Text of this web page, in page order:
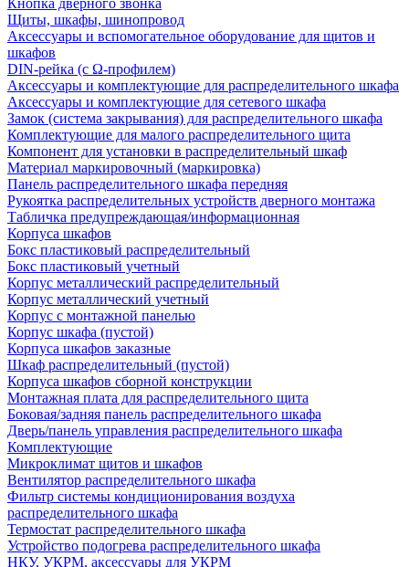
Кнопка дверного звонка
Щиты, шкафы, шинопровод
Аксессуары и вспомогательное оборудование для щитов и
шкафов
DIN-рейка (с Ω-профилем)
Аксессуары и комплектующие для распределительного шкафа
Аксессуары и комплектующие для сетевого шкафа
Замок (система закрывания) для распределительного шкафа
Комплектующие для малого распределительного щита
Компонент для установки в распределительный шкаф
Материал маркировочный (маркировка)
Панель распределительного шкафа передняя
Рукоятка распределительных устройств дверного монтажа
Табличка предупреждающая/информационная
Корпуса шкафов
Бокс пластиковый распределительный
Бокс пластиковый учетный
Корпус металлический распределительный
Корпус металлический учетный
Корпус с монтажной панелью
Корпус шкафа (пустой)
Корпуса шкафов заказные
Шкаф распределительный (пустой)
Корпуса шкафов сборной конструкции
Монтажная плата для распределительного щита
Боковая/задняя панель распределительного шкафа
Дверь/панель управления распределительного шкафа
Комплектующие
Микроклимат щитов и шкафов
Вентилятор распределительного шкафа
Фильтр системы кондиционирования воздуха
распределительного шкафа
Термостат распределительного шкафа
Устройство подогрева распределительного шкафа
НКУ, УКРМ, аксессуары для УКРМ